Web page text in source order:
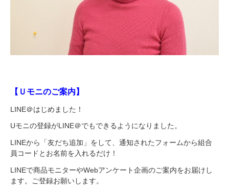
【Ｕモニのご案内】
LINE＠はじめました！
Uモニの登録がLINE＠でもできるようになりました。
LINEから「友だち追加」をして、通知されたフォームから組合
員コードとお名前を入れるだけ！
LINEで商品モニターやWebアンケート企画のご案内をお届けし
ます。ご登録お願いします。